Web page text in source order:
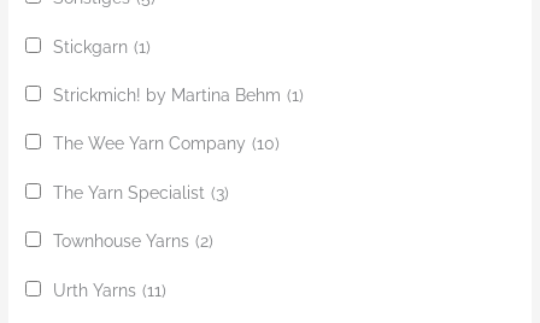
Stickgarn (1)
Strickmich! by Martina Behm (1)
The Wee Yarn Company (10)
The Yarn Specialist (3)
Townhouse Yarns (2)
Urth Yarns (11)